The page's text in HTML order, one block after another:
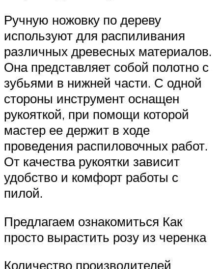
Ручную ножовку по дереву
используют для распиливания
различных древесных материалов.
Она представляет собой полотно с
зубьями в нижней части. С одной
стороны инструмент оснащен
рукояткой, при помощи которой
мастер ее держит в ходе
проведения распиловочных работ.
От качества рукоятки зависит
удобство и комфорт работы с
пилой.
Предлагаем ознакомиться Как
просто вырастить розу из черенка
Количество производителей